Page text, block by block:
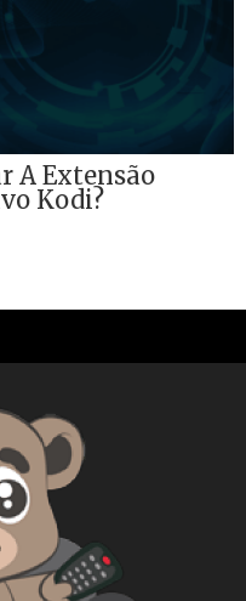
A Extensão
Kodi?